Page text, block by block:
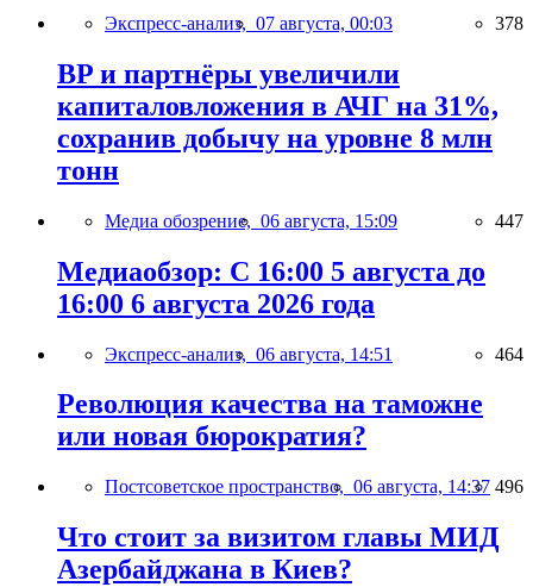
Экспресс-анализ, 07 августа, 00:03 378
BP и партнёры увеличили
капиталовложения в АЧГ на 31%,
сохранив добычу на уровне 8 млн
тонн
Медиа обозрение, 06 августа, 15:09 447
Медиаобзор: С 16:00 5 августа до
16:00 6 августа 2026 года
Экспресс-анализ, 06 августа, 14:51 464
Революция качества на таможне
или новая бюрократия?
Постсоветское пространство, 06 августа, 14:37 496
Что стоит за визитом главы МИД
Азербайджана в Киев?